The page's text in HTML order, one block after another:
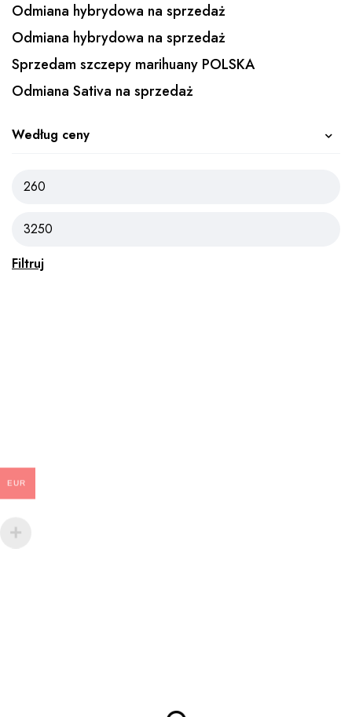
Odmiana hybrydowa na sprzedaż
Odmiana hybrydowa na sprzedaż
Sprzedam szczepy marihuany POLSKA
Odmiana Sativa na sprzedaż
Według ceny
Filtruj
EUR